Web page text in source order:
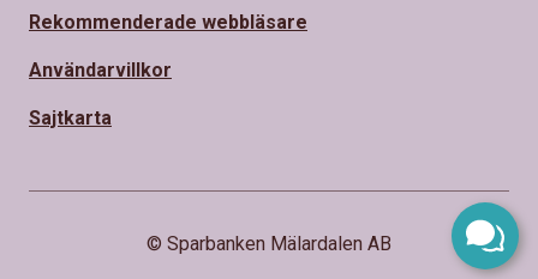
Rekommenderade webbläsare
Användarvillkor
Sajtkarta
© Sparbanken Mälardalen AB